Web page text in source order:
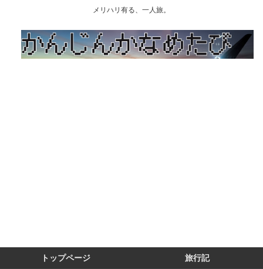
メリハリ有る、一人旅。
トップページ 旅行記